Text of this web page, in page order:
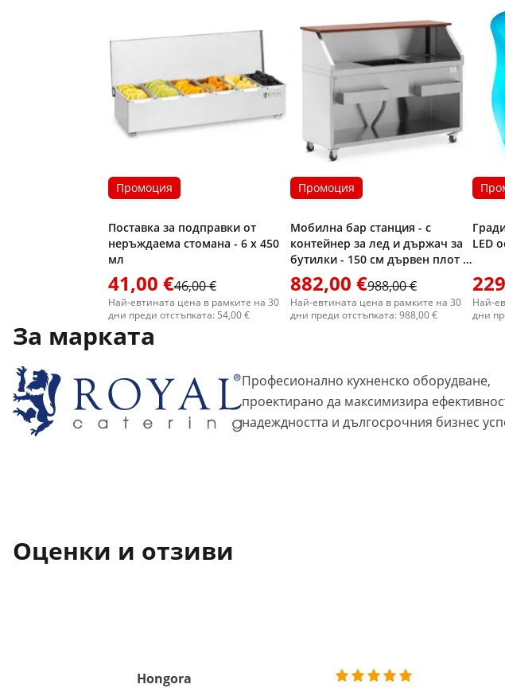
Промоция
Поставка за подправки от
неръждаема стомана - 6 x 450
мл
41,00 €46,00 €
Най-евтината цена в рамките на 30
дни преди отстъпката: 54,00 €
Промоция
Мобилна бар станция - с
контейнер за лед и държач за
бутилки - 150 см дървен плот -
Royal Catering
882,00 €988,00 €
Най-евтината цена в рамките на 30
дни преди отстъпката: 988,00 €
LED
Най-
дни
За марката
Професионално кухненско оборудване,
проектирано да максимизира
надеждността и дългосрочния бизнес
Оценки и отзиви
Hongora